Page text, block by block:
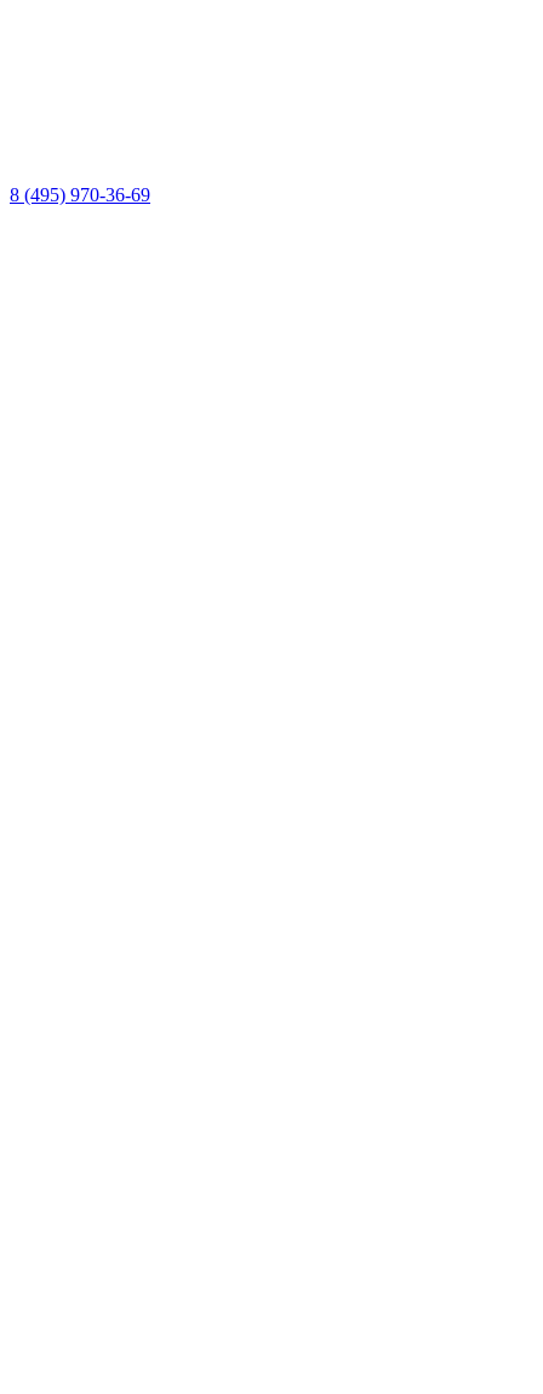
8 (495) 970-36-69